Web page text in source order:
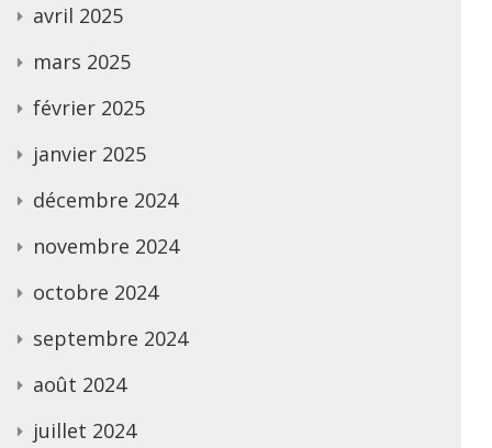
avril 2025
mars 2025
février 2025
janvier 2025
décembre 2024
novembre 2024
octobre 2024
septembre 2024
août 2024
juillet 2024